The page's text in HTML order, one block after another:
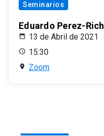
Seminarios
Eduardo Perez-
13 de Abril de 2021
15:30
Zoom